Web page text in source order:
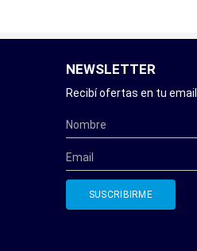
NEWSLETTER
Recibí ofertas en tu email